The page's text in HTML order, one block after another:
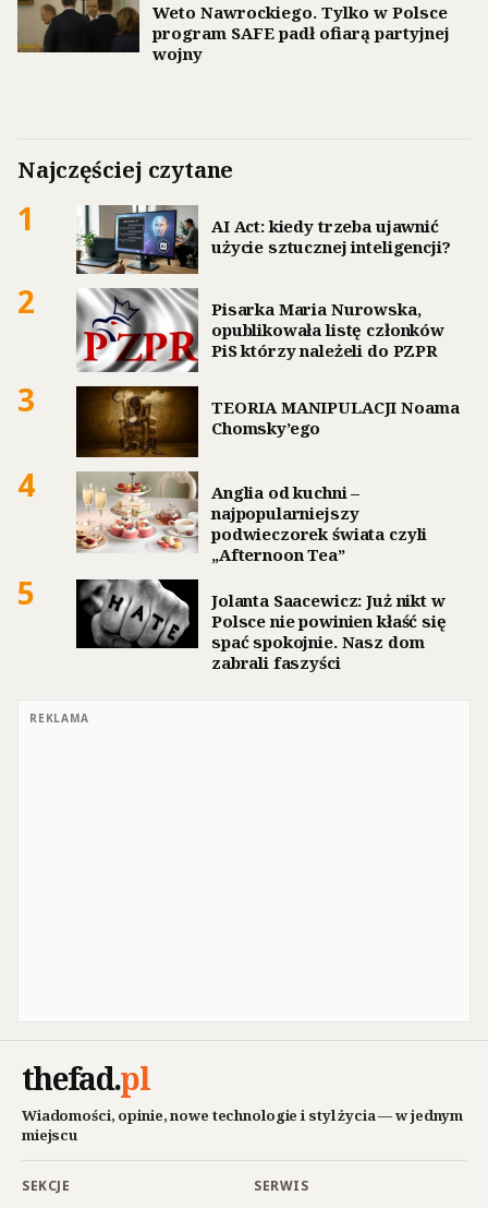
Weto Nawrockiego. Tylko w Polsce
program SAFE padł ofiarą partyjnej
wojny
Najczęściej czytane
1
AI Act: kiedy trzeba ujawnić
użycie sztucznej inteligencji?
2
Pisarka Maria Nurowska,
opublikowała listę członków
PiS którzy należeli do PZPR
3
TEORIA MANIPULACJI Noama
Chomsky’ego
4
Anglia od kuchni –
najpopularniejszy
podwieczorek świata czyli
„Afternoon Tea”
5
Jolanta Saacewicz: Już nikt w
Polsce nie powinien kłaść się
spać spokojnie. Nasz dom
zabrali faszyści
REKLAMA
thefad.pl
Wiadomości, opinie, nowe technologie i styl życia — w jednym
miejscu
SEKCJE
SERWIS